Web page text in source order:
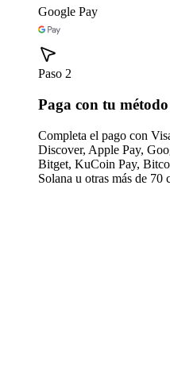
Google Pay
Paso 2
Paga con tu
Completa el pago con
Discover, Apple Pay,
Bitget, KuCoin Pay,
Solana u otras más de 70